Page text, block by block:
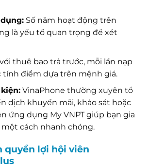
Số năm hoạt động trên
là yếu tố quan trọng để xét
thuê bao trả trước, mỗi lần nạp
tính điểm dựa trên mệnh giá.
VinaPhone thường xuyên tổ
dịch khuyến mãi, khảo sát hoặc
ứng dụng My VNPT giúp bạn gia
cách nhanh chóng.
quyền lợi hội viên